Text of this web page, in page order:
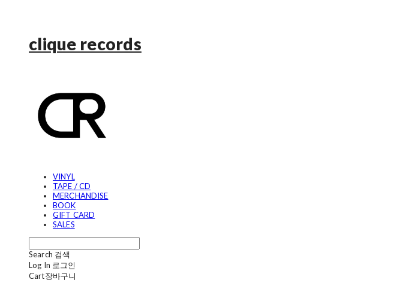
clique records
VINYL
TAPE / CD
MERCHANDISE
BOOK
GIFT CARD
SALES
Search 검색
Log In 로그인
Cart장바구니